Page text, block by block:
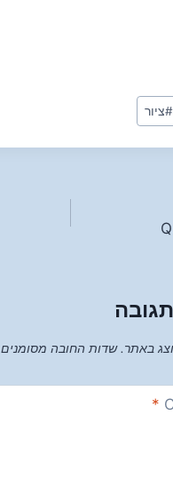
#ציור
באתר. שדות החובה מסומנים
*